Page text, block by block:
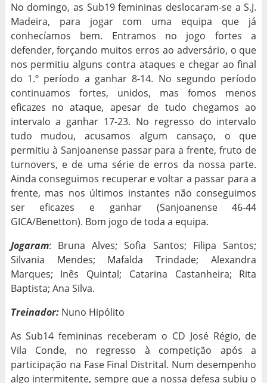
No domingo, as Sub19 femininas deslocaram-se a S.J.
Madeira, para jogar com uma equipa que já
conhecíamos bem. Entramos no jogo fortes a
defender, forçando muitos erros ao adversário, o que
nos permitiu alguns contra ataques e chegar ao final
do 1.º período a ganhar 8-14. No segundo período
continuamos fortes, unidos, mas fomos menos
eficazes no ataque, apesar de tudo chegamos ao
intervalo a ganhar 17-23. No regresso do intervalo
tudo mudou, acusamos algum cansaço, o que
permitiu à Sanjoanense passar para a frente, fruto de
turnovers, e de uma série de erros da nossa parte.
Ainda conseguimos recuperar e voltar a passar para a
frente, mas nos últimos instantes não conseguimos
ser eficazes e ganhar (Sanjoanense 46-44
GICA/Benetton). Bom jogo de toda a equipa.
Jogaram: Bruna Alves; Sofia Santos; Filipa Santos;
Silvania Mendes; Mafalda Trindade; Alexandra
Marques; Inês Quintal; Catarina Castanheira; Rita
Baptista; Ana Silva.
Treinador: Nuno Hipólito
As Sub14 femininas receberam o CD José Régio, de
Vila Conde, no regresso à competição após a
participação na Fase Final Distrital. Num desempenho
algo intermitente, sempre que a nossa defesa subiu o